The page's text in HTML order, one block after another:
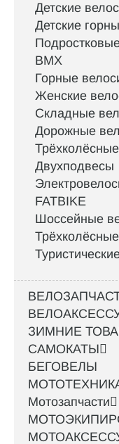
Детские
Детские
BMX
Горные
Женские
Складные
Дорожные
Двухподвесы
FATBIKE
Шоссейные
ЗИМНИЕ
САМОКАТЫ
БЕГОВЕЛЫ
Мотозапчасти